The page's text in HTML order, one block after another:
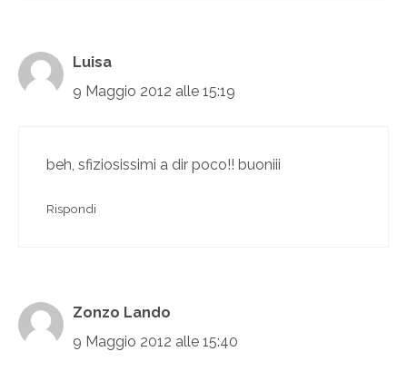
Luisa
9 Maggio 2012 alle 15:19
beh, sfiziosissimi a dir poco!! buoniii
Rispondi
Zonzo Lando
9 Maggio 2012 alle 15:40